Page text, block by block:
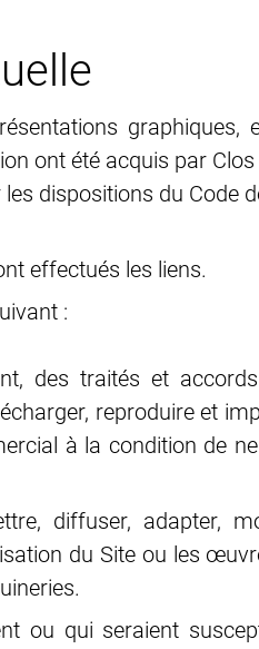
ont été acquis par
dispositions du Code
effectués les liens.
:
des traités et
reproduire et
à la condition de
diffuser, adapter,
du Site ou les
ou qui seraient